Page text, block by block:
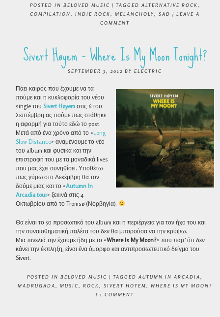
POSTED IN BELOVED MUSIC | TAGGED ALTERNATIVE ROCK
COMPILATION
INDIE ROCK MELANCHOLY SAD | LEAVE A
COMMENT
Sivert Høyem – Where Is My Moon Tonight?
SEPTEMBER 3, 2012 BY ELECTRIC
Πάει καιρός που έχουμε να τα
πούμε και η κυκλοφορία του νέου
single του Sivert Høyem στις 6 του
Σεπτέμβρη ας πούμε πως στάθηκε
η αφορμή για τούτο εδώ το post.
Μετά από ένα χρόνο από το «Long
Slow Distance» αναμένουμε το νέο
του album και φυσικά και την
επιστροφή του με τα μοναδικά lives
που μας έχει συνηθίσει. Υποθέτω
πως γύρω στο Δεκέμβρη θα τον
δούμε μιας και το «Autumn In
Arcadia tour» ξεκινά στις 4
Οκτωβρίου από το Tromsø (Νορβηγία).
Θα είναι το 5ο προσωπικό του album και η περιέργεια για τον ήχο του και
την συναισθηματική παλέτα του δεν θα μπορούσα να την κρύψω.
Μια πινελιά την έχουμε ήδη με το «Where Is My Moon?» που παρ’ ότι δεν
κάνει την έκπληξη, είναι ένα όμορφο και αντιπροσωπευτικό δείγμα του
Sivert.
POSTED IN BELOVED MUSIC | TAGGED AUTUMN IN ARCADIA
MADRUGADA
MUSIC ROCK SIVERT HOYEM
WHERE IS MY MOON?
| 1 COMMENT